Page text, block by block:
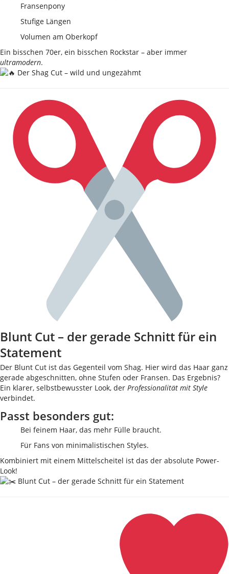
Fransenpony
Stufige Längen
Volumen am Oberkopf
Ein bisschen 70er, ein bisschen Rockstar – aber immer
ultramodern.
Blunt Cut – der gerade Schnitt für ein
Statement
Der Blunt Cut ist das Gegenteil vom Shag. Hier wird das Haar ganz
gerade abgeschnitten, ohne Stufen oder Fransen. Das Ergebnis?
Ein klarer, selbstbewusster Look, der Professionalität mit Style
verbindet.
Passt besonders gut:
Bei feinem Haar, das mehr Fülle braucht.
Für Fans von minimalistischen Styles.
Kombiniert mit einem Mittelscheitel ist das der absolute Power-
Look!